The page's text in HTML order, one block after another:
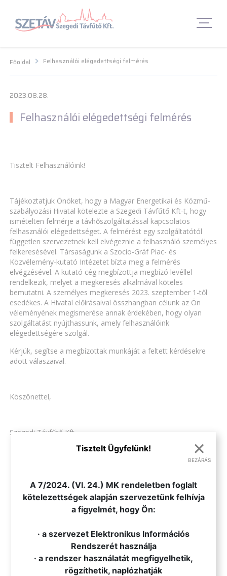
Navigációs menü segédlet
Fő Navigációs menü Fő Navigációs menü Fő tartalom Fő
Főoldal Felhasználói elégedettségi felmérés
2023.08.28.
Felhasználói elégedettségi felmérés
Tisztelt Felhasználóink!
Tájékoztatjuk Önöket, hogy a Magyar Energetikai és Közmű-
szabályozási Hivatal kötelezte a Szegedi Távfűtő Kft-t, hogy
ismételten felmérje a távhőszolgáltatással kapcsolatos
felhasználói elégedettséget. A felmérést egy szolgáltatótól
független szervezetnek kell elvégeznie a felhasználó személyes
felkeresésével. Társaságunk a Szocio-Gráf Piac- és
Közvélemény-kutató Intézetet bízta meg a felmérés
elvégzésével. A kutató cég megbízottja megbízó levéllel
rendelkezik, melyet a megkeresés alkalmával köteles
bemutatni. A személyes megkeresés 2023. szeptember 1-től
esedékes. A Hivatal előírásaival összhangban célunk az Ön
véleményének megismerése annak érdekében, hogy olyan
szolgáltatást nyújthassunk, amely felhasználóink
elégedettségére szolgál.
Kérjük, segítse a megbízottak munkáját a feltett kérdésekre
adott válaszaival.
Köszönettel,
Szegedi Távfűtő Kft.
×
BEZÁRÁS
Tisztelt Ügyfelünk!
A 7/2024. (VI. 24.) MK rendeletben foglalt
kötelezettségek alapján szervezetünk felhívja
a figyelmét, hogy Ön:
· a szervezet Elektronikus Információs
Rendszerét használja
· a rendszer használatát megfigyelhetik,
rögzíthetik, naplózhatják